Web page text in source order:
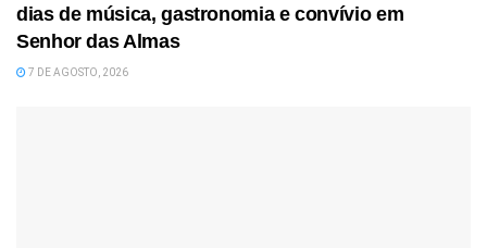
dias de música, gastronomia e convívio em
Senhor das Almas
7 DE AGOSTO, 2026